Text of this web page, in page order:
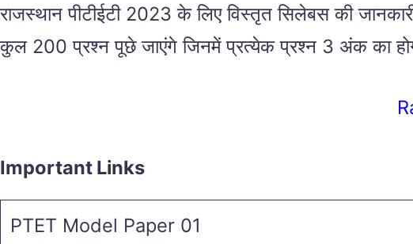
राजस्थान पीटीईटी 2023 के लिए विस्तृत सिलेबस की
कुल 200 प्रश्न पूछे जाएंगे जिनमें प्रत्येक प्रश्न 3 अंक का होगा
Important Links
PTET Model Paper 01